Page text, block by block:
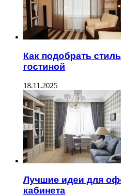
Как подобрать
гостиной
18.11.2025
Лучшие идеи для
кабинета